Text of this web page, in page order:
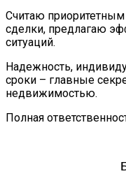
Считаю приоритетным
сделки, предлагаю
ситуаций.
Надежность,
сроки – главные
недвижимостью.
Полная